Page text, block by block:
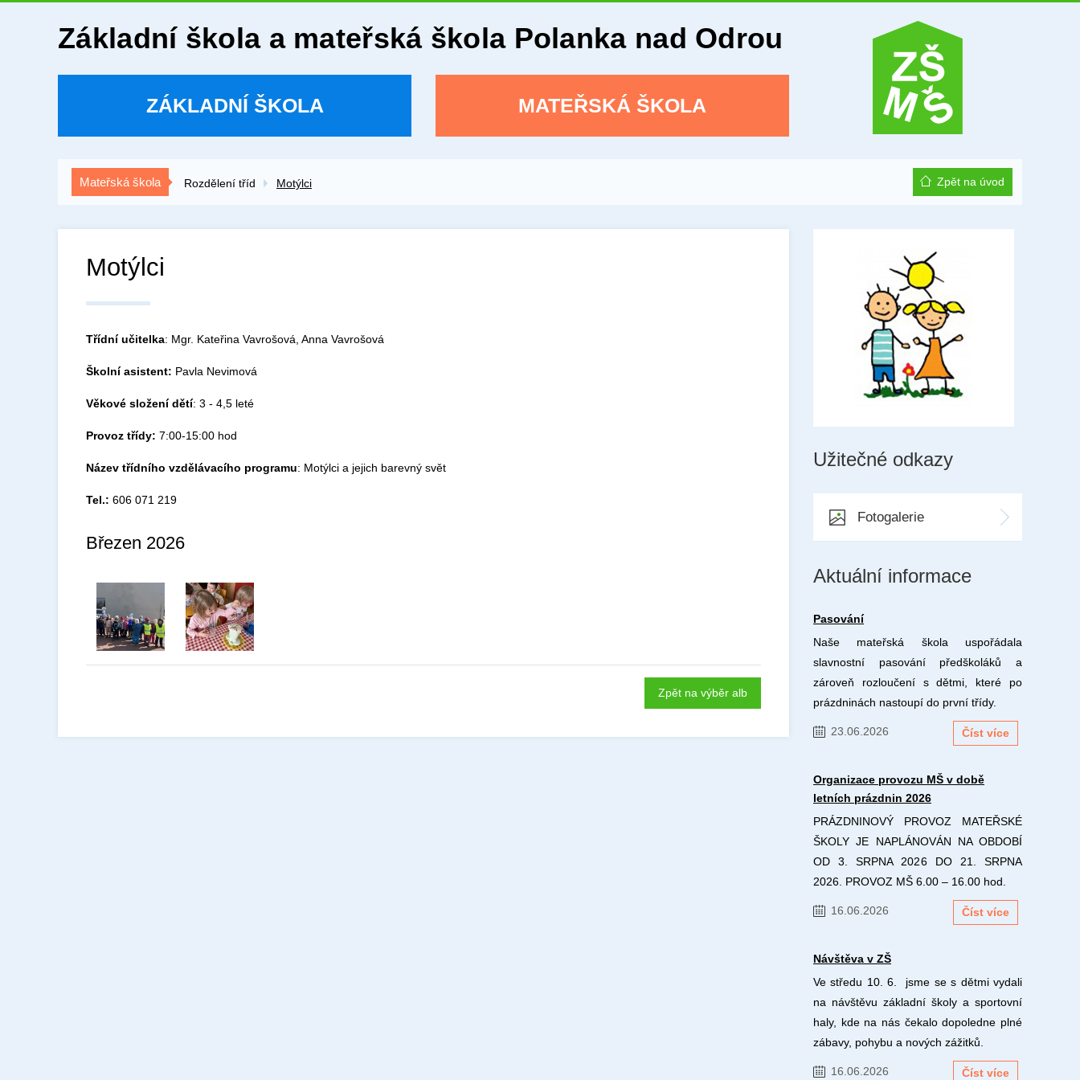
Základní škola a mateřská škola Polanka nad Odrou
ZÁKLADNÍ ŠKOLA MATEŘSKÁ ŠKOLA
Mateřská škola Rozdělení tříd Motýlci Zpět na úvod
Motýlci
Třídní učitelka: Mgr. Kateřina Vavrošová, Anna Vavrošová
Školní asistent: Pavla Nevimová
Věkové složení dětí: 3 - 4,5 leté
Provoz třídy: 7:00-15:00 hod
Název třídního vzdělávacího programu: Motýlci a jejich barevný svět
Tel.: 606 071 219
Březen 2026
Zpět na výběr alb
Užitečné odkazy
Fotogalerie
Aktuální informace
Pasování
Naše mateřská škola uspořádala
slavnostní pasování předškoláků a
zároveň rozloučení s dětmi, které po
prázdninách nastoupí do první třídy.
23.06.2026 Číst více
Organizace provozu MŠ v době
letních prázdnin 2026
PRÁZDNINOVÝ PROVOZ MATEŘSKÉ
ŠKOLY JE NAPLÁNOVÁN NA OBDOBÍ
OD 3. SRPNA 2026 DO 21. SRPNA
2026. PROVOZ MŠ 6.00 – 16.00 hod.
16.06.2026 Číst více
Návštěva v ZŠ
Ve středu 10. 6. jsme se s dětmi vydali
na návštěvu základní školy a sportovní
haly, kde na nás čekalo dopoledne plné
zábavy, pohybu a nových zážitků.
16.06.2026 Číst více